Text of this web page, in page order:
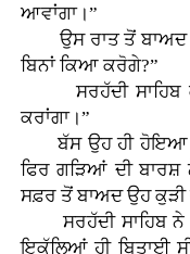
ਆਵਾਂਗਾ।”
ਉਸ ਰਾਤ ਤੋਂ ਬਾਅਦ
ਬਿਨਾਂ ਕਿਆ ਕਰੋਗੇ?”
ਸਰਹੱਦੀ ਸਾਹਿਬ
ਕਰਾਂਗਾ।”
ਬੱਸ ਉਹ ਹੀ ਹੋਇਆ ਜੋ
ਫਿਰ ਗੜਿਆਂ ਦੀ ਬਾਰਸ਼
ਸਫ਼ਰ ਤੋਂ ਬਾਅਦ ਉਹ
ਸਰਹੱਦੀ ਸਾਹਿਬ ਨੇ
ਇਕੱਲਿਆਂ ਹੀ ਬਿਤਾਈ